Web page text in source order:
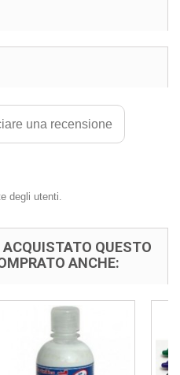
una recensione
degli utenti.
QUESTO
ANCHE: